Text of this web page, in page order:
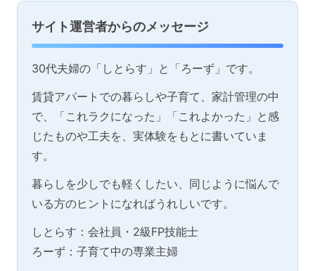
サイト運営者からのメッセージ
30代夫婦の「しとらす」と「ろーず」です。
賃貸アパートでの暮らしや子育て、家計管理の中
で、「これラクになった」「これよかった」と感
じたものや工夫を、実体験をもとに書いていま
す。
暮らしを少しでも軽くしたい、同じように悩んで
いる方のヒントになればうれしいです。
しとらす：会社員・2級FP技能士
ろーず：子育て中の専業主婦